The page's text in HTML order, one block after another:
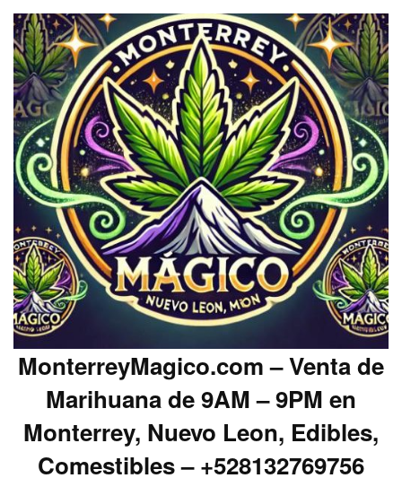
MonterreyMagico.com – Venta de
Marihuana de 9AM – 9PM en
Monterrey, Nuevo Leon, Edibles,
Comestibles – +528132769756